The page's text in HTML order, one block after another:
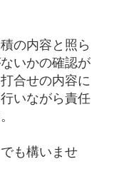
の内容と照ら
いかの確認が
合せの内容に
いながら責任
も構いませ